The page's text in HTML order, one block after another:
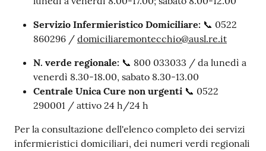
Servizio Infermieristico Domiciliare: 📞 0522
860296 / domiciliaremontecchio@ausl.re.it
N. verde regionale: 📞 800 033033 / da lunedì a
venerdì 8.30-18.00, sabato 8.30-13.00
Centrale Unica Cure non urgenti 📞 0522
290001 / attivo 24 h/24 h
Per la consultazione dell'elenco completo dei servizi
infermieristici domiciliari, dei numeri verdi regionali